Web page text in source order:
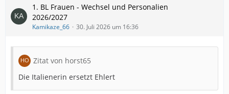
1. BL Frauen - Wechsel und Personalien
2026/2027
Kamikaze_66 30. Juli 2026 um 16:36
Zitat von horst65
Die Italienerin ersetzt Ehlert